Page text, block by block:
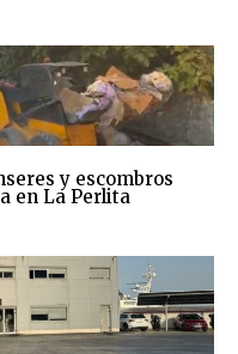
y escombros
en La Perlita